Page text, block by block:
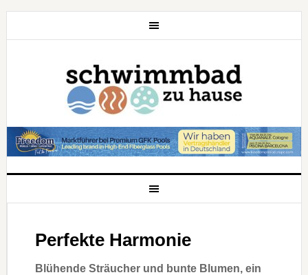
Perfekte Harmonie
Blühende Sträucher und bunte Blumen, ein